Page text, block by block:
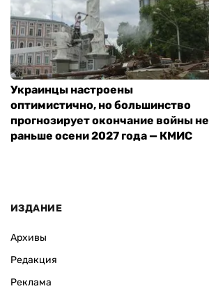
Украинцы настроены
оптимистично, но большинство
прогнозирует окончание войны не
раньше осени 2027 года — КМИС
ИЗДАНИЕ
Архивы
Редакция
Реклама